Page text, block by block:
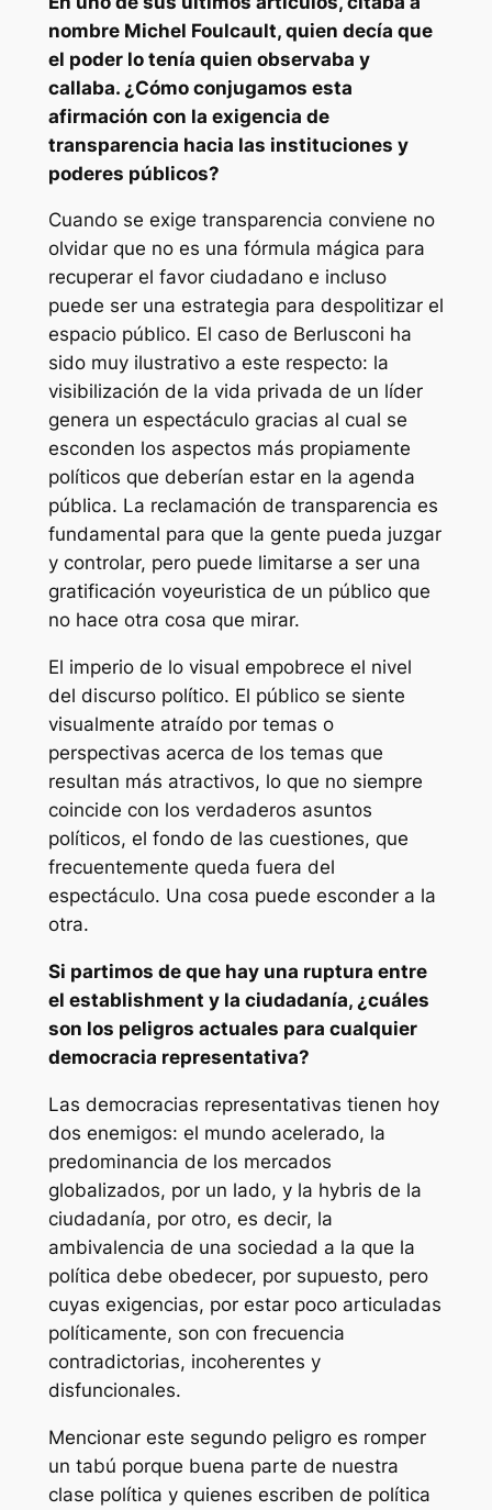
nombre Michel Foulcault, quien decía que
el poder lo tenía quien observaba y
callaba. ¿Cómo conjugamos esta
afirmación con la exigencia de
transparencia hacia las instituciones y
poderes públicos?
Cuando se exige transparencia conviene no
olvidar que no es una fórmula mágica para
recuperar el favor ciudadano e incluso
puede ser una estrategia para despolitizar el
espacio público. El caso de Berlusconi ha
sido muy ilustrativo a este respecto: la
visibilización de la vida privada de un líder
genera un espectáculo gracias al cual se
esconden los aspectos más propiamente
políticos que deberían estar en la agenda
pública. La reclamación de transparencia es
fundamental para que la gente pueda juzgar
y controlar, pero puede limitarse a ser una
gratificación voyeuristica de un público que
no hace otra cosa que mirar.
El imperio de lo visual empobrece el nivel
del discurso político. El público se siente
visualmente atraído por temas o
perspectivas acerca de los temas que
resultan más atractivos, lo que no siempre
coincide con los verdaderos asuntos
políticos, el fondo de las cuestiones, que
frecuentemente queda fuera del
espectáculo. Una cosa puede esconder a la
otra.
Si partimos de que hay una ruptura entre
el establishment y la ciudadanía, ¿cuáles
son los peligros actuales para cualquier
democracia representativa?
Las democracias representativas tienen hoy
dos enemigos: el mundo acelerado, la
predominancia de los mercados
globalizados, por un lado, y la hybris de la
ciudadanía, por otro, es decir, la
ambivalencia de una sociedad a la que la
política debe obedecer, por supuesto, pero
cuyas exigencias, por estar poco articuladas
políticamente, son con frecuencia
contradictorias, incoherentes y
disfuncionales.
Mencionar este segundo peligro es romper
un tabú porque buena parte de nuestra
clase política y quienes escriben de política